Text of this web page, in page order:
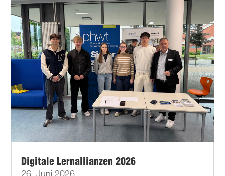
Digitale Lernallianzen 2026
26. Juni 2026